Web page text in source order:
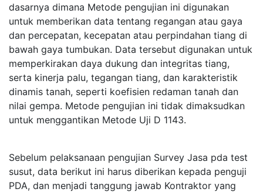
dasarnya dimana Metode pengujian ini digunakan
untuk memberikan data tentang regangan atau gaya
dan percepatan, kecepatan atau perpindahan tiang di
bawah gaya tumbukan. Data tersebut digunakan untuk
memperkirakan daya dukung dan integritas tiang,
serta kinerja palu, tegangan tiang, dan karakteristik
dinamis tanah, seperti koefisien redaman tanah dan
nilai gempa. Metode pengujian ini tidak dimaksudkan
untuk menggantikan Metode Uji D 1143.
Sebelum pelaksanaan pengujian Survey Jasa pda test
susut, data berikut ini harus diberikan kepada penguji
PDA, dan menjadi tanggung jawab Kontraktor yang